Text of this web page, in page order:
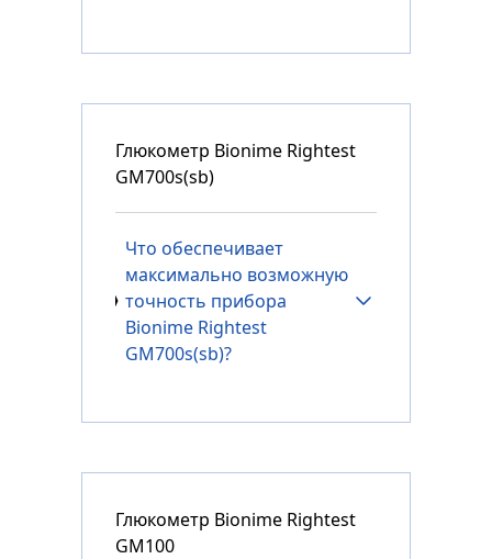
Глюкометр Bionime Rightest
GM700s(sb)
Что обеспечивает
максимально возможную
точность прибора
Bionime Rightest
GM700s(sb)?
Глюкометр Bionime Rightest
GM100